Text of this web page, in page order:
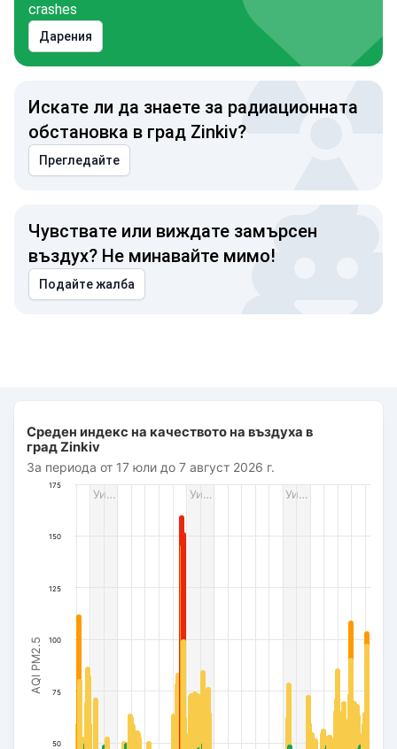
crashes
Дарения
Искате ли да знаете за радиационната
обстановка в град Zinkiv?
Прегледайте
Чувствате или виждате замърсен
въздух? Не минавайте мимо!
Подайте жалба
Bar chart with 487 bars.
За периода от 17 юли до 7 август 2026 г.
The chart has 1 X axis displaying Дата. Data ranges from
The chart has 1 Y axis displaying AQI PM2.5. Data ranges
Уи…
Уи…
Уи…
AQI PM2.5
Среден индекс на качеството на въздуха в
град Zinkiv
За периода от 17 юли до 7 август 2026 г.
50
75
100
125
150
175